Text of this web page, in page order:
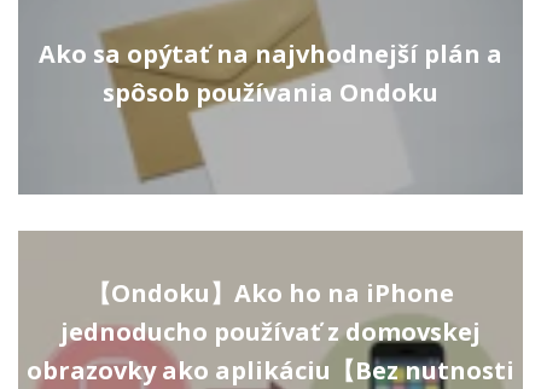
Ako sa opýtať na najvhodnejší plán a
spôsob používania Ondoku
【Ondoku】Ako ho na iPhone
jednoducho používať z domovskej
obrazovky ako aplikáciu【Bez nutnosti